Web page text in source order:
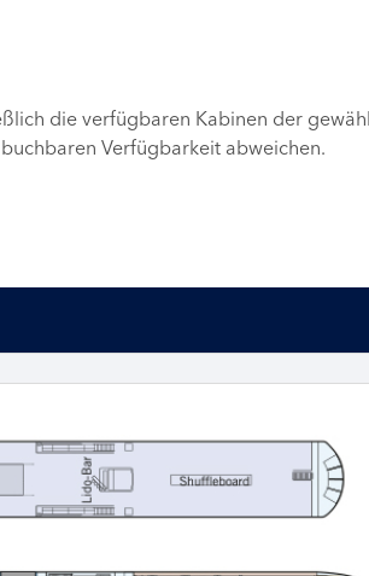
die verfügbaren Kabinen der
Verfügbarkeit abweichen.